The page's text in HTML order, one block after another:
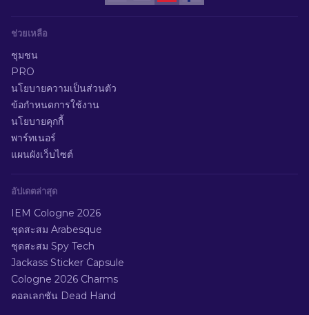
ช่วยเหลือ
ชุมชน
PRO
นโยบายความเป็นส่วนตัว
ข้อกำหนดการใช้งาน
นโยบายคุกกี้
พาร์ทเนอร์
แผนผังเว็บไซต์
อัปเดตล่าสุด
IEM Cologne 2026
ชุดสะสม Arabesque
ชุดสะสม Spy Tech
Jackass Sticker Capsule
Cologne 2026 Charms
คอลเลกชัน Dead Hand